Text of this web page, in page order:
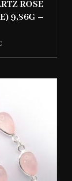
ROSE
9,86G –